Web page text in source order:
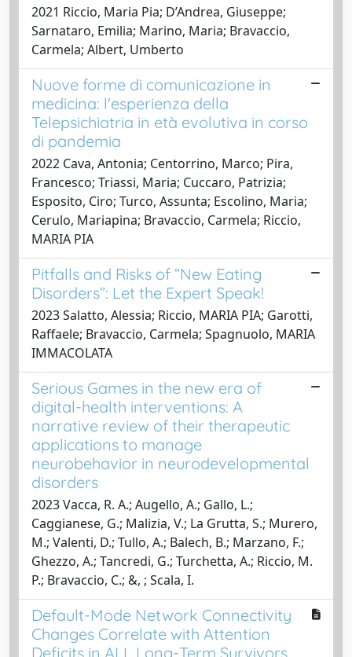
2021 Riccio, Maria Pia; D’Andrea, Giuseppe;
Sarnataro, Emilia; Marino, Maria; Bravaccio,
Carmela; Albert, Umberto
Nuove forme di comunicazione in
medicina: l'esperienza della
Telepsichiatria in età evolutiva in corso
di pandemia
2022 Cava, Antonia; Centorrino, Marco; Pira,
Francesco; Triassi, Maria; Cuccaro, Patrizia;
Esposito, Ciro; Turco, Assunta; Escolino, Maria;
Cerulo, Mariapina; Bravaccio, Carmela; Riccio,
MARIA PIA
Pitfalls and Risks of “New Eating
Disorders”: Let the Expert Speak!
2023 Salatto, Alessia; Riccio, MARIA PIA; Garotti,
Raffaele; Bravaccio, Carmela; Spagnuolo, MARIA
IMMACOLATA
Serious Games in the new era of
digital-health interventions: A
narrative review of their therapeutic
applications to manage
neurobehavior in neurodevelopmental
disorders
2023 Vacca, R. A.; Augello, A.; Gallo, L.;
Caggianese, G.; Malizia, V.; La Grutta, S.; Murero,
M.; Valenti, D.; Tullo, A.; Balech, B.; Marzano, F.;
Ghezzo, A.; Tancredi, G.; Turchetta, A.; Riccio, M.
P.; Bravaccio, C.; &, ; Scala, I.
Default-Mode Network Connectivity
Changes Correlate with Attention
Deficits in ALL Long-Term Survivors